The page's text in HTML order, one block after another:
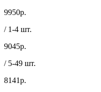
9950р.
/ 1-4 шт.
9045р.
/ 5-49 шт.
8141р.